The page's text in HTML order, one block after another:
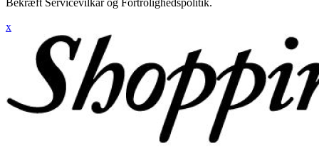
Bekræft Servicevilkår og Fortrolighedspolitik.
x